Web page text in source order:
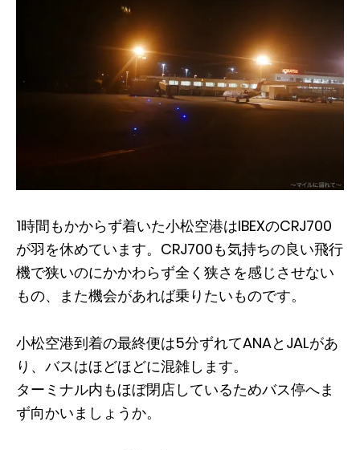
1時間もかからず着いた小松空港はIBEXのCRJ700
が羽を休めています。CRJ700も気持ちの良い飛行
機で狭いのにかかわらず全く狭さを感じさせない
もの、また機会があれば乗りたいものです。
小松空港到着の最終便は5分ずれてANAとJALがあ
り、バスはほどほどに混雑します。
ターミナル内もほぼ閉店しているためバス停へま
ず向かいましょうか。